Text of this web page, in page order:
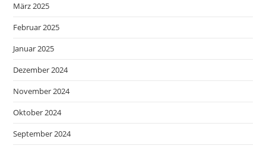
März 2025
Februar 2025
Januar 2025
Dezember 2024
November 2024
Oktober 2024
September 2024